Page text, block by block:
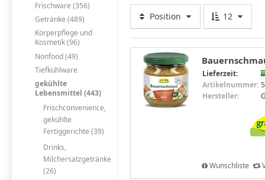
Frischware (356)
Getränke (489)
Körperpflege und
Kosmetik (96)
Nonfood (49)
Tiefkühlware
gekühlte
Lebensmittel (443)
Frischconvenience,
gekühlte
Fertiggerichte (39)
Drinks,
Milchersatzgetränke
(26)
Position 12
Lieferzeit:
Artikelnummer:
Hersteller:
Wunschliste